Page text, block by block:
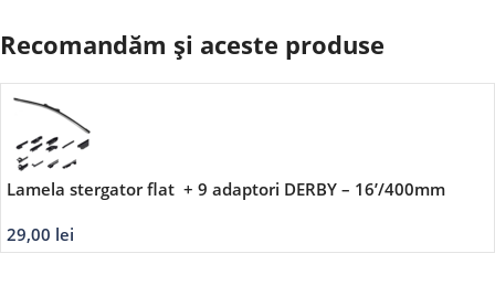
Recomandăm și aceste produse
Lamela stergator flat + 9 adaptori DERBY – 16’/400mm
29,00 lei